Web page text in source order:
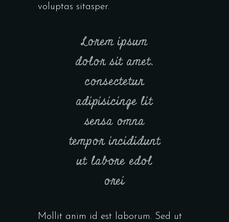
voluptas sitasper.
Lorem ipsum
dolor sit amet,
consectetur
adipisicinge lit
sensa omna
tempor incididunt
ut labore edol
orei
Mollit anim id est laborum. Sed ut